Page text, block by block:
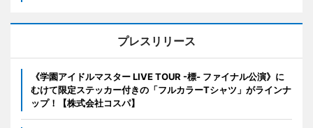
プレスリリース
《学園アイドルマスター LIVE TOUR -標- ファイナル公演》に
むけて限定ステッカー付きの「フルカラーTシャツ」がラインナ
ップ！【株式会社コスパ】